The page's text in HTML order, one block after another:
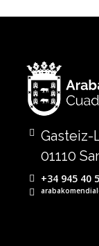
Gasteiz-
01110
+34 945 40